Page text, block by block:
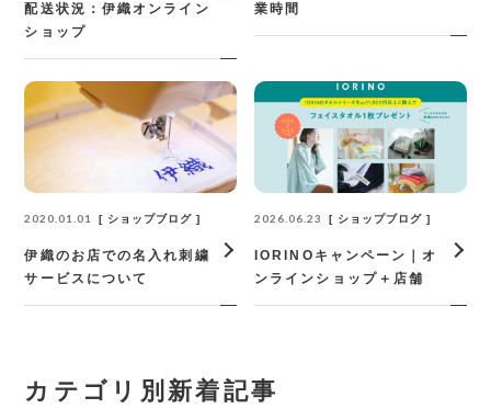
配送状況：伊織オンライン
ショップ
業時間
2020.01.01 ショップブログ
伊織のお店での名入れ刺繍
サービスについて
2026.06.23 ショップブログ
IORINOキャンペーン｜オ
ンラインショップ＋店舗
カテゴリ別新着記事